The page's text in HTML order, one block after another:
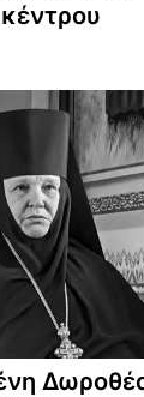
κέντρου